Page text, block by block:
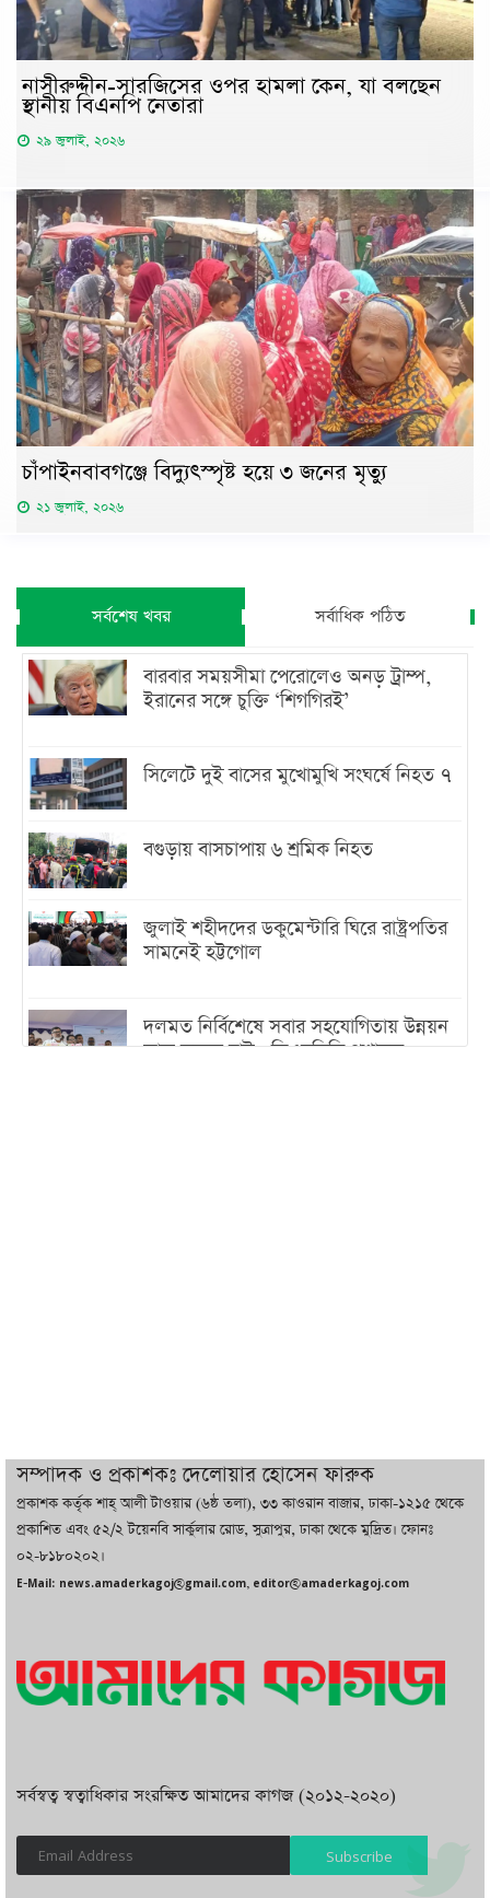
নাসীরুদ্দীন-সারজিসের ওপর হামলা কেন, যা বলছেন
স্থানীয় বিএনপি নেতারা
২৯ জুলাই, ২০২৬
চাঁপাইনবাবগঞ্জে বিদ্যুৎস্পৃষ্ট হয়ে ৩ জনের মৃত্যু
২১ জুলাই, ২০২৬
সর্বশেষ খবর সর্বাধিক পঠিত
বারবার সময়সীমা পেরোলেও অনড় ট্রাম্প,
ইরানের সঙ্গে চুক্তি ‘শিগগিরই’
সিলেটে দুই বাসের মুখোমুখি সংঘর্ষে নিহত ৭
বগুড়ায় বাসচাপায় ৬ শ্রমিক নিহত
জুলাই শহীদদের ডকুমেন্টারি ঘিরে রাষ্ট্রপতির
সামনেই হট্টগোল
দলমত নির্বিশেষে সবার সহযোগিতায় উন্নয়ন
কাজ করতে চাই : ডিএনসিসি প্রশাসক
বাজারে কাঁচা মরিচে ‘আগুন’, ‘এত দাম তো
আগে দেখিনি’
সম্পাদক ও প্রকাশকঃ দেলোয়ার হোসেন ফারুক
প্রকাশক কর্তৃক শাহ্ আলী টাওয়ার (৬ষ্ঠ তলা), ৩৩ কাওরান বাজার, ঢাকা-১২১৫ থেকে
প্রকাশিত এবং ৫২/২ টয়েনবি সার্কুলার রোড, সুত্রাপুর, ঢাকা থেকে মুদ্রিত। ফোনঃ
০২-৮১৮০২০২।
E-Mail: news.amaderkagoj@gmail.com, editor@amaderkagoj.com
সর্বস্বত্ব স্বত্বাধিকার সংরক্ষিত আমাদের কাগজ (২০১২-২০২০)